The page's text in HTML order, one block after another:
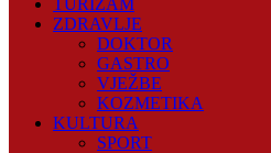
TURIZAM
ZDRAVLJE
DOKTOR
GASTRO
VJEŽBE
KOZMETIKA
KULTURA
SPORT